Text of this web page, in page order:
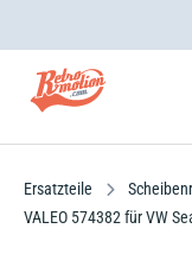
Ersatzteile
VALEO 574382 für VW